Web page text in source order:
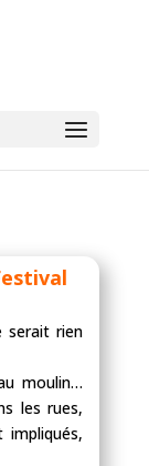
serait rien
moulin…
les rues,